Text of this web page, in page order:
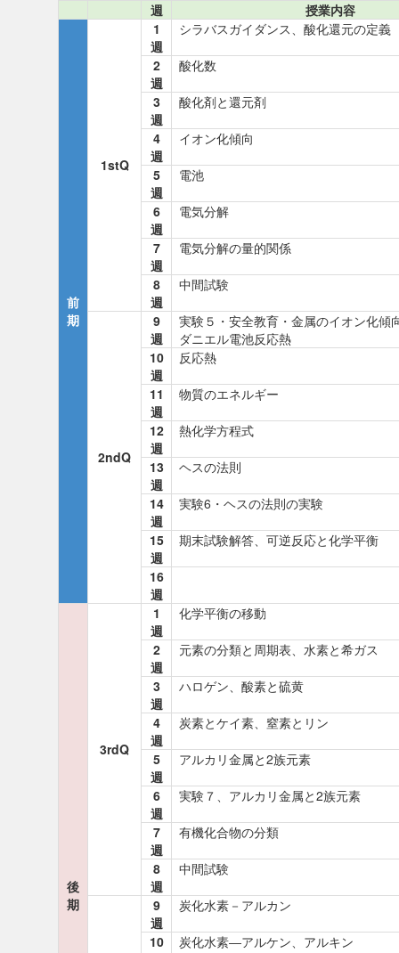
週 授業内容
前
期
1stQ
1
週
シラバスガイダンス、酸化還元の定義
2
週
酸化数
3
週
酸化剤と還元剤
4
週
イオン化傾向
5
週
電池
6
週
電気分解
7
週
電気分解の量的関係
8
週
中間試験
2ndQ
9
週
実験５・安全教育・金属のイオン化傾
ダニエル電池反応熱
10
週
反応熱
11
週
物質のエネルギー
12
週
熱化学方程式
13
週
ヘスの法則
14
週
実験6・ヘスの法則の実験
15
週
期末試験解答、可逆反応と化学平衡
16
週
後
期
3rdQ
1
週
化学平衡の移動
2
週
元素の分類と周期表、水素と希ガス
3
週
ハロゲン、酸素と硫黄
4
週
炭素とケイ素、窒素とリン
5
週
アルカリ金属と2族元素
6
週
実験７、アルカリ金属と2族元素
7
週
有機化合物の分類
8
週
中間試験
9
週
炭化水素－アルカン
10
炭化水素―アルケン、アルキン